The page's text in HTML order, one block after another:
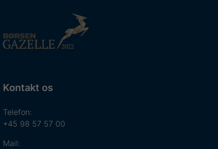
Kontakt os
Telefon:
+45 98 57 57 00
Mail: